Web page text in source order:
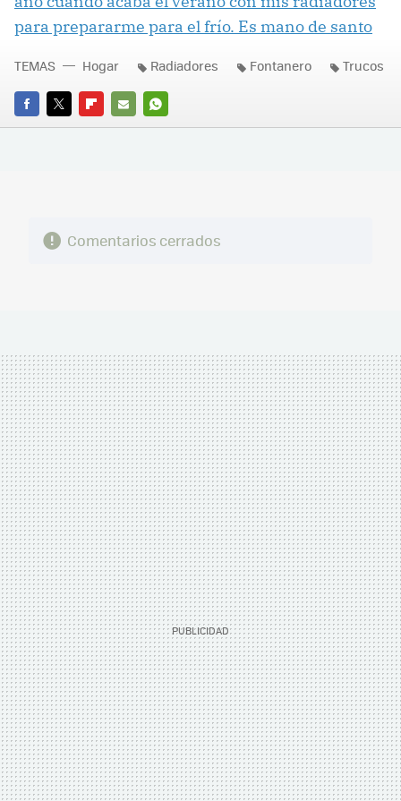
para prepararme para el frío. Es mano de santo
FACEBOOK
TWITTERFLIPBOARD
E-
WHATSAPP
TEMAS Hogar Radiadores Fontanero Trucos
Comentarios cerrados